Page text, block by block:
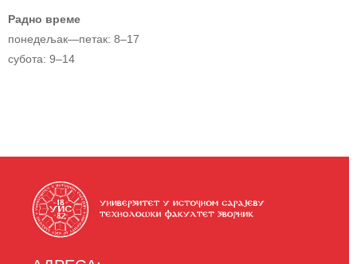
Радно време
понедељак—петак: 8–17
субота: 9–14